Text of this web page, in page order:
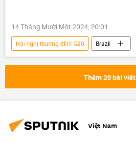
14 Tháng Mười Một 2024, 20:01
Hội nghị thượng đỉnh G20
Brazil
Việt Nam
Phạm Minh Chính
thông tin
quan hệ
Thêm 20 bài viết
Việt Nam